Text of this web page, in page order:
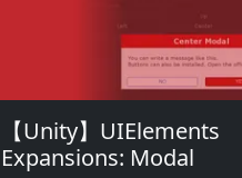
【Unity】UIElements
Expansions: Modal